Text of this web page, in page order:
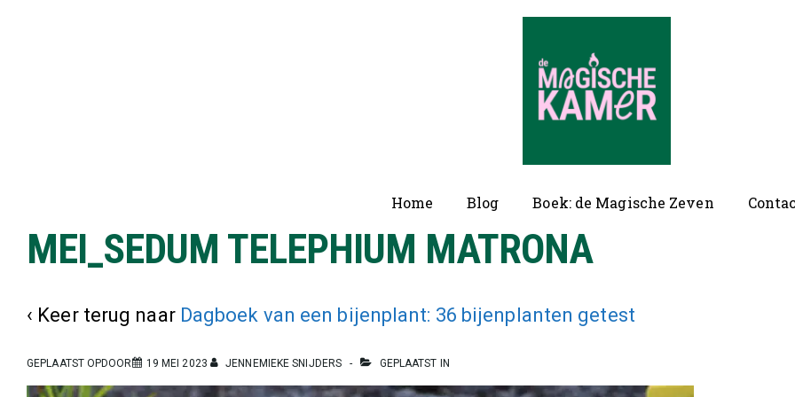
Hoofd
navigatie
Home Blog Boek: de Magische Zeven
MEI_SEDUM TELEPHIUM MATRONA
‹ Keer terug naar Dagboek van een bijenplant: 36 bijenplanten getest
GEPLAATST OPDOOR 19 MEI 2023 JENNEMIEKE SNIJDERS GEPLAATST IN